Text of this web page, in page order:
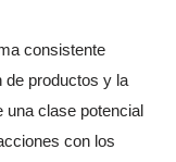
consistente
de productos y la
una clase potencial
con los